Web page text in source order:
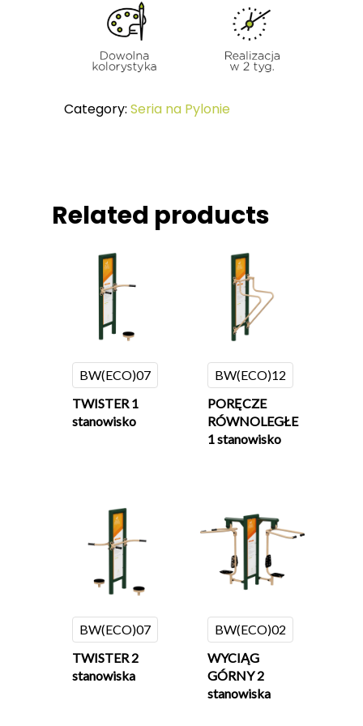
Category: Seria na Pylonie
Related products
BW(ECO)07
TWISTER 1
stanowisko
BW(ECO)12
PORĘCZE
RÓWNOLEGŁE
1 stanowisko
BW(ECO)07
TWISTER 2
stanowiska
BW(ECO)02
WYCIĄG
GÓRNY 2
stanowiska
SERIA KIDS
Dzieci
MAŁA ARCHITEKTURA
Referencje
Certyfikaty